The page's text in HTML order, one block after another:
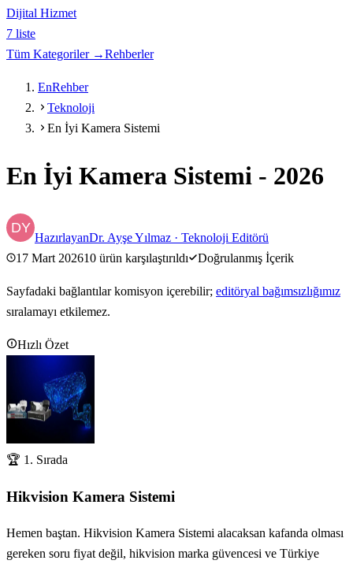
Dijital Hizmet
7 liste
Tüm Kategoriler →Rehberler
EnRehber
Teknoloji
En İyi Kamera Sistemi
En İyi Kamera Sistemi - 2026
HazırlayanDr. Ayşe Yılmaz · Teknoloji Editörü
17 Mart 202610 ürün karşılaştırıldı Doğrulanmış İçerik
Sayfadaki bağlantılar komisyon içerebilir; editöryal bağımsızlığımız
sıralamayı etkilemez.
Hızlı Özet
🏆 1. Sırada
Hikvision Kamera Sistemi
Hemen baştan. Hikvision Kamera Sistemi alacaksan kafanda olması
gereken soru fiyat değil, hikvision marka güvencesi ve Türkiye